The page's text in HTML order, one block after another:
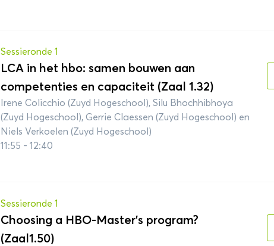
Sessieronde 1
LCA in het hbo: samen bouwen aan
competenties en capaciteit (Zaal 1.32)
Irene Colicchio (Zuyd Hogeschool), Silu Bhochhibhoya
(Zuyd Hogeschool), Gerrie Claessen (Zuyd Hogeschool) en
Niels Verkoelen (Zuyd Hogeschool)
11:55 - 12:40
Sessieronde 1
Choosing a HBO-Master’s program?
(Zaal1.50)